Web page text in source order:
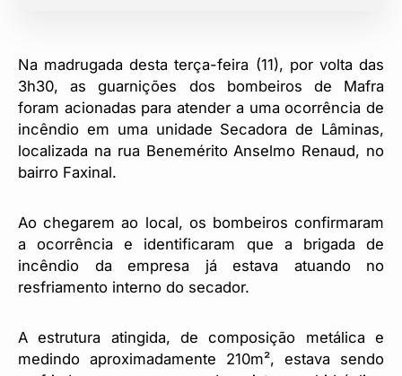
Na madrugada desta terça-feira (11), por volta das
3h30, as guarnições dos bombeiros de Mafra
foram acionadas para atender a uma ocorrência de
incêndio em uma unidade Secadora de Lâminas,
localizada na rua Benemérito Anselmo Renaud, no
bairro Faxinal.
Ao chegarem ao local, os bombeiros confirmaram
a ocorrência e identificaram que a brigada de
incêndio da empresa já estava atuando no
resfriamento interno do secador.
A estrutura atingida, de composição metálica e
medindo aproximadamente 210m², estava sendo